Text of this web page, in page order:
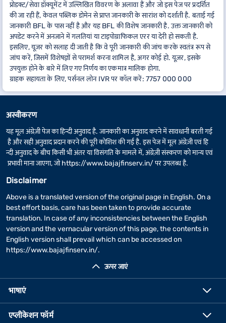
प्रोडक्ट/सेवा डॉक्यूमेंट में उल्लिखित विवरण के अलावा हैं और जो इस पेज पर प्रदर्शित
की जा रही हैं, केवल पब्लिक डोमेन से प्राप्त जानकारी के सारांश को दर्शाती है. बताई गई
जानकारी BFL के पास नहीं है और यह BFL की विशेष जानकारी है. उक्त जानकारी को
अपडेट करने में अनजाने में गलतियां या टाइपोग्राफिकल एरर या देरी हो सकती है.
इसलिए, यूज़र को सलाह दी जाती है कि वे पूरी जानकारी की जांच करके स्वतंत्र रूप से
जांच करें, जिसमें विशेषज्ञों से परामर्श करना शामिल है, अगर कोई हो. यूज़र, इसके
उपयुक्त होने के बारे में लिए गए निर्णय का एकमात्र मालिक होगा.
ग्राहक सहायता के लिए, पर्सनल लोन IVR पर कॉल करें: 7757 000 000
ऊपर जाएं
अस्वीकरण
यह मूल अंग्रेज़ी पेज का हिन्दी अनुवाद है. जानकारी का अनुवाद करने में सावधानी बरती गई
है और सही अनुवाद प्रदान करने की पूरी कोशिश की गई है. इस पेज में मूल अंग्रेज़ी एवं हि
न्दी अनुवाद के बीच किसी भी अंतर या विसंगति के मामले में, अंग्रेज़ी संस्करण को मान्य एवं
प्रभावी माना जाएगा, जोhttps://www.bajajfinserv.in/पर उपलब्ध है.
Disclaimer
Above is a translated version of the original page in English. On a
best effort basis, care has been taken to provide accurate
translation. In case of any inconsistencies between the English
version and the vernacular version of this page, the contents in
English version shall prevail which can be accessed on
https://www.bajajfinserv.in/.
भाषाएं
एप्लीकेशन फॉर्म